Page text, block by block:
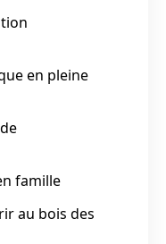
en pleine
famille
au bois des